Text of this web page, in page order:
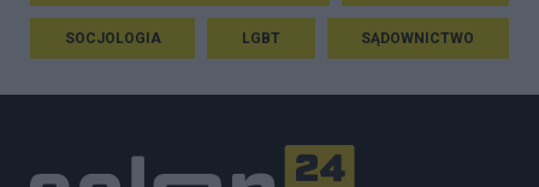
SOCJOLOGIA LGBT SĄDOWNICTWO